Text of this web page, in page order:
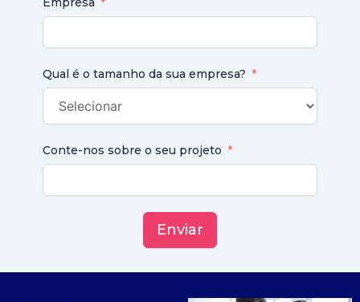
Qual é o tamanho da sua empresa?
Conte-nos sobre o seu projeto
Enviar